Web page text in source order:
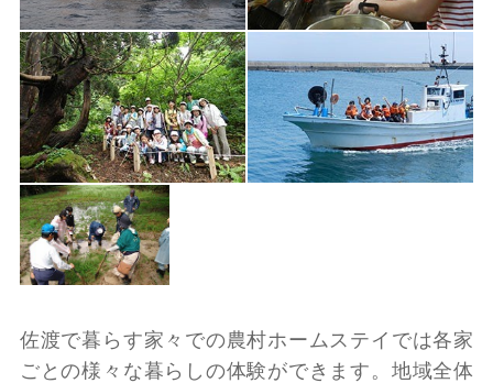
佐渡で暮らす家々での農村ホームステイでは各家
ごとの様々な暮らしの体験ができます。地域全体